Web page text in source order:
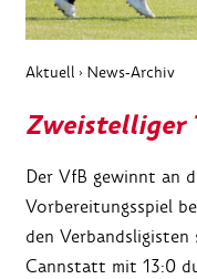
Aktuell › News-Archiv
Zweistelliger
Der VfB gewinnt an
Vorbereitungsspiel
den Verbandsligisten
Cannstatt mit 13:0